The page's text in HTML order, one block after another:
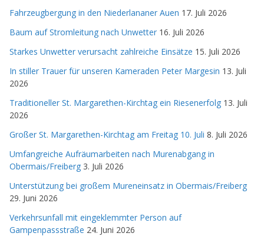
Fahrzeugbergung in den Niederlananer Auen 17. Juli 2026
Baum auf Stromleitung nach Unwetter 16. Juli 2026
Starkes Unwetter verursacht zahlreiche Einsätze 15. Juli 2026
In stiller Trauer für unseren Kameraden Peter Margesin 13. Juli
2026
Traditioneller St. Margarethen-Kirchtag ein Riesenerfolg 13. Juli
2026
Großer St. Margarethen-Kirchtag am Freitag 10. Juli 8. Juli 2026
Umfangreiche Aufräumarbeiten nach Murenabgang in
Obermais/Freiberg 3. Juli 2026
Unterstützung bei großem Mureneinsatz in Obermais/Freiberg
29. Juni 2026
Verkehrsunfall mit eingeklemmter Person auf
Gampenpassstraße 24. Juni 2026